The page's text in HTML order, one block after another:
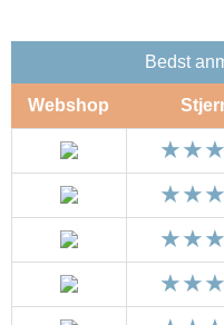
Bedst
Webshop